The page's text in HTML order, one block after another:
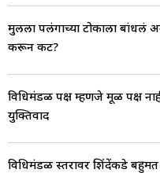
मुलीला पलंगाच्या टोकाला बांधलं
करून कट?
विधिमंडळ पक्ष म्हणजे मूळ पक्ष
युक्तिवाद
विधिमंडळ स्तरावर शिंदेंकडे बहुमत